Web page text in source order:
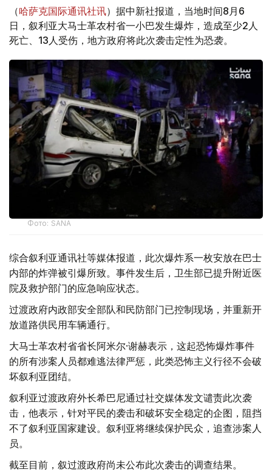
（哈萨克国际通讯社讯）据中新社报道，当地时间8月6
日，叙利亚大马士革农村省一小巴发生爆炸，造成至少2人
死亡、13人受伤，地方政府将此次袭击定性为恐袭。
Фото: SANA
综合叙利亚通讯社等媒体报道，此次爆炸系一枚安放在巴士
内部的炸弹被引爆所致。事件发生后，卫生部已提升附近医
院及救护部门的应急响应状态。
过渡政府内政部安全部队和民防部门已控制现场，并重新开
放道路供民用车辆通行。
大马士革农村省省长阿米尔·谢赫表示，这起恐怖爆炸事件
的所有涉案人员都难逃法律严惩，此类恐怖主义行径不会破
坏叙利亚团结。
叙利亚过渡政府外长希巴尼通过社交媒体发文谴责此次袭
击，他表示，针对平民的袭击和破坏安全稳定的企图，阻挡
不了叙利亚国家建设。叙利亚将继续保护民众，追查涉案人
员。
截至目前，叙过渡政府尚未公布此次袭击的调查结果。